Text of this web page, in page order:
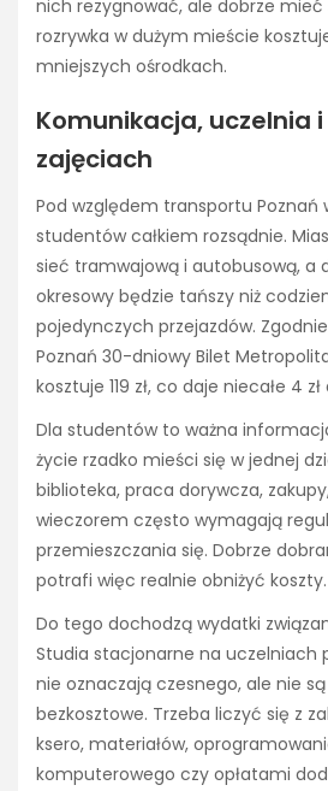
nich rezygnować, ale dobrze mieć
rozrywka w dużym mieście
mniejszych ośrodkach.
Komunikacja, uczelnia
zajęciach
Pod względem transportu Poznań
studentów całkiem rozsądnie.
sieć tramwajową i autobusową, a
okresowy będzie tańszy niż
pojedynczych przejazdów.
Poznań 30-dniowy Bilet
kosztuje 119 zł, co daje niecałe 4
Dla studentów to ważna
życie rzadko mieści się w jednej
biblioteka, praca dorywcza,
wieczorem często wymagają
przemieszczania się. Dobrze
potrafi więc realnie obniżyć koszty.
Do tego dochodzą wydatki
Studia stacjonarne na uczelniach
nie oznaczają czesnego, ale nie są
bezkosztowe. Trzeba liczyć się z
ksero, materiałów,
komputerowego czy opłatami